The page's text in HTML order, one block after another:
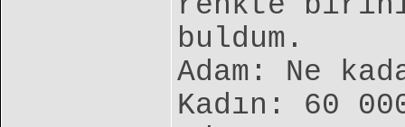
buldum.
Adam: Ne
Kadın: 60